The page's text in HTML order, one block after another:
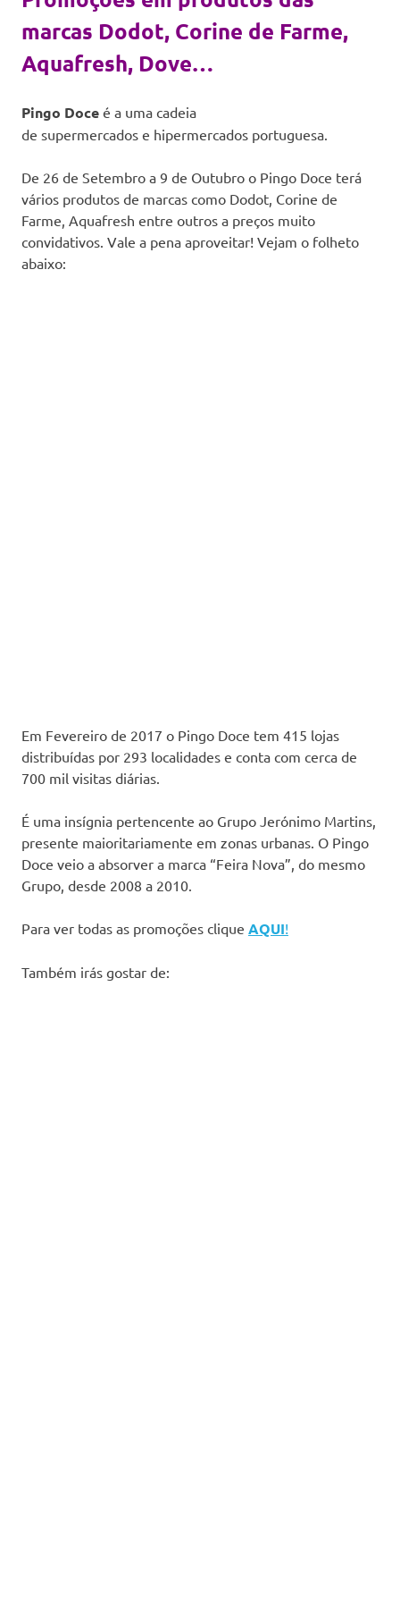
marcas Dodot, Corine de Farme,
Aquafresh, Dove…
Pingo Doce é a uma cadeia
de supermercados e hipermercados portuguesa.
De 26 de Setembro a 9 de Outubro o Pingo Doce terá
vários produtos de marcas como Dodot, Corine de
Farme, Aquafresh entre outros a preços muito
convidativos. Vale a pena aproveitar! Vejam o folheto
abaixo:
Em Fevereiro de 2017 o Pingo Doce tem 415 lojas
distribuídas por 293 localidades e conta com cerca de
700 mil visitas diárias.
É uma insígnia pertencente ao Grupo Jerónimo Martins,
presente maioritariamente em zonas urbanas. O Pingo
Doce veio a absorver a marca “Feira Nova”, do mesmo
Grupo, desde 2008 a 2010.
Para ver todas as promoções clique AQUI!
Também irás gostar de: